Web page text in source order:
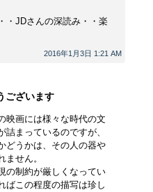
2016年1月3日 1:21 AM
・JDさんの深読み・・楽
ございます
映画には様々な時代の文
まっているのですが、
どうかは、その人の器や
ません。
の制約が厳しくなってい
ばこの程度の描写は珍し